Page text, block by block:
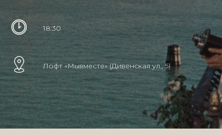
18:30
Лофт «Мывместе» (Дивенская ул., 5)